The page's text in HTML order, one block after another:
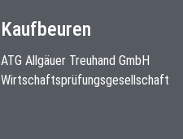
Kaufbeuren
ATG Allgäuer Treuhand GmbH
Wirtschaftsprüfungsgesellschaft